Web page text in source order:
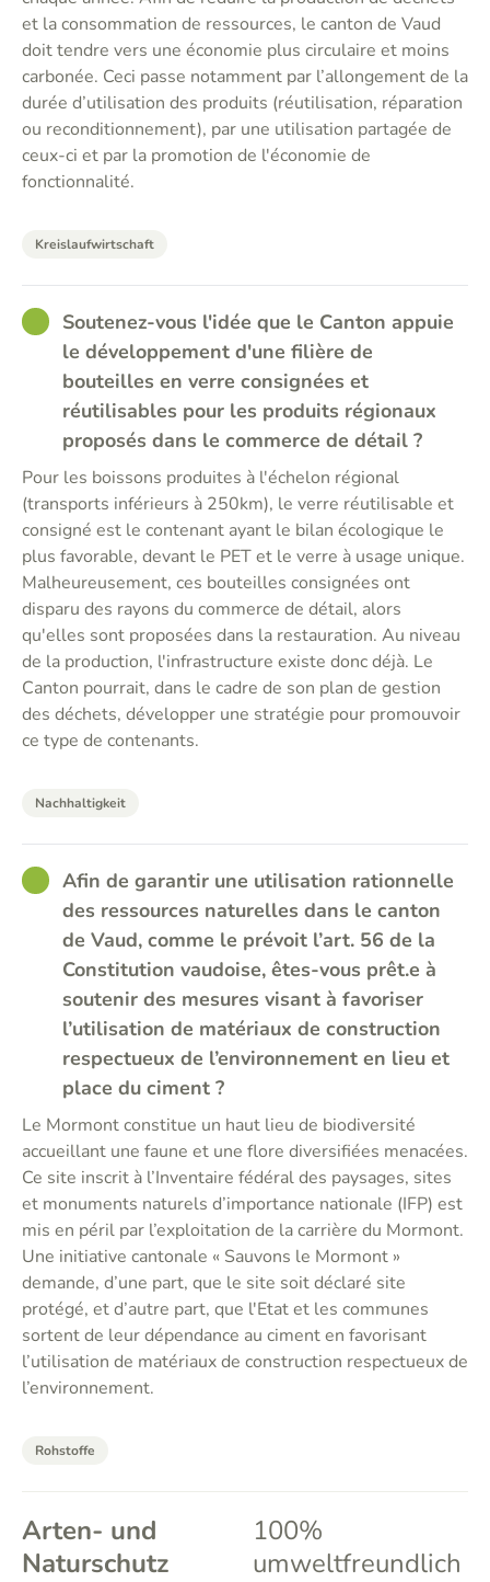
et la consommation de ressources, le canton de Vaud
doit tendre vers une économie plus circulaire et moins
carbonée. Ceci passe notamment par l’allongement de la
durée d’utilisation des produits (réutilisation, réparation
ou reconditionnement), par une utilisation partagée de
ceux-ci et par la promotion de l'économie de
fonctionnalité.
Kreislaufwirtschaft
GOODSoutenez-vous l'idée que le Canton appuie
le développement d'une filière de
bouteilles en verre consignées et
réutilisables pour les produits régionaux
proposés dans le commerce de détail ?
Pour les boissons produites à l'échelon régional
(transports inférieurs à 250km), le verre réutilisable et
consigné est le contenant ayant le bilan écologique le
plus favorable, devant le PET et le verre à usage unique.
Malheureusement, ces bouteilles consignées ont
disparu des rayons du commerce de détail, alors
qu'elles sont proposées dans la restauration. Au niveau
de la production, l'infrastructure existe donc déjà. Le
Canton pourrait, dans le cadre de son plan de gestion
des déchets, développer une stratégie pour promouvoir
ce type de contenants.
Nachhaltigkeit
GOODAfin de garantir une utilisation rationnelle
des ressources naturelles dans le canton
de Vaud, comme le prévoit l’art. 56 de la
Constitution vaudoise, êtes-vous prêt.e à
soutenir des mesures visant à favoriser
l’utilisation de matériaux de construction
respectueux de l’environnement en lieu et
place du ciment ?
Le Mormont constitue un haut lieu de biodiversité
accueillant une faune et une flore diversifiées menacées.
Ce site inscrit à l’Inventaire fédéral des paysages, sites
et monuments naturels d’importance nationale (IFP) est
mis en péril par l’exploitation de la carrière du Mormont.
Une initiative cantonale « Sauvons le Mormont »
demande, d’une part, que le site soit déclaré site
protégé, et d’autre part, que l'Etat et les communes
sortent de leur dépendance au ciment en favorisant
l’utilisation de matériaux de construction respectueux de
l’environnement.
Rohstoffe
Arten- und
Naturschutz
100%
umweltfreundlich